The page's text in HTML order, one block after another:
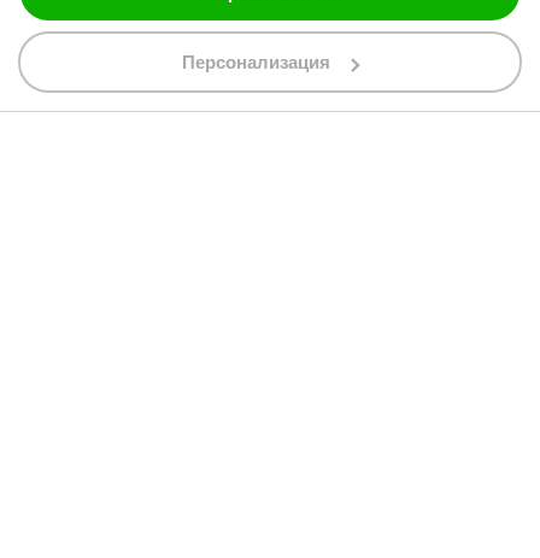
Персонализация
088 200 7002
shop@bobimx.com